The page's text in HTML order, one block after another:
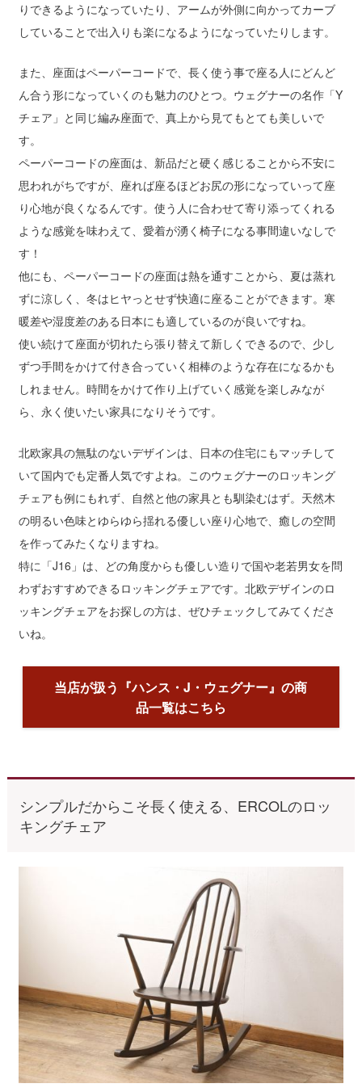
りできるようになっていたり、アームが外側に向かってカーブ
していることで出入りも楽になるようになっていたりします。
また、座面はペーパーコードで、長く使う事で座る人にどんど
ん合う形になっていくのも魅力のひとつ。ウェグナーの名作「Y
チェア」と同じ編み座面で、真上から見てもとても美しいで
す。
ペーパーコードの座面は、新品だと硬く感じることから不安に
思われがちですが、座れば座るほどお尻の形になっていって座
り心地が良くなるんです。使う人に合わせて寄り添ってくれる
ような感覚を味わえて、愛着が湧く椅子になる事間違いなしで
す！
他にも、ペーパーコードの座面は熱を通すことから、夏は蒸れ
ずに涼しく、冬はヒヤっとせず快適に座ることができます。寒
暖差や湿度差のある日本にも適しているのが良いですね。
使い続けて座面が切れたら張り替えて新しくできるので、少し
ずつ手間をかけて付き合っていく相棒のような存在になるかも
しれません。時間をかけて作り上げていく感覚を楽しみなが
ら、永く使いたい家具になりそうです。
北欧家具の無駄のないデザインは、日本の住宅にもマッチして
いて国内でも定番人気ですよね。このウェグナーのロッキング
チェアも例にもれず、自然と他の家具とも馴染むはず。天然木
の明るい色味とゆらゆら揺れる優しい座り心地で、癒しの空間
を作ってみたくなりますね。
特に「J16」は、どの角度からも優しい造りで国や老若男女を問
わずおすすめできるロッキングチェアです。北欧デザインのロ
ッキングチェアをお探しの方は、ぜひチェックしてみてくださ
いね。
当店が扱う『ハンス・J・ウェグナー』の商
品一覧はこちら
シンプルだからこそ長く使える、ERCOLのロッ
キングチェア